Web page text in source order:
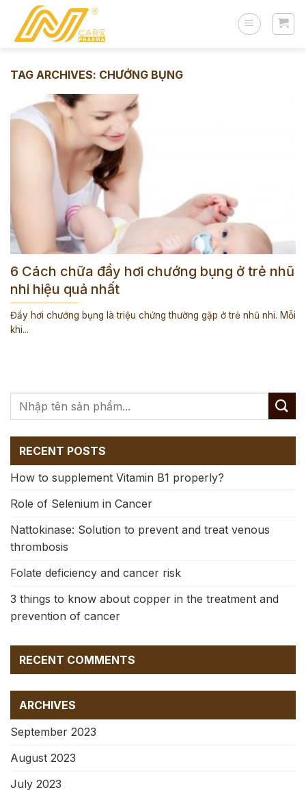
content
TAG ARCHIVES: CHƯỚNG BỤNG
6 Cách chữa đầy hơi chướng bụng ở trẻ nhũ
nhi hiệu quả nhất
Đầy hơi chướng bụng là triệu chứng thường gặp ở trẻ nhũ nhi. Mỗi
khi...
RECENT POSTS
How to supplement Vitamin B1 properly?
Role of Selenium in Cancer
Nattokinase: Solution to prevent and treat venous
thrombosis
Folate deficiency and cancer risk
3 things to know about copper in the treatment and
prevention of cancer
RECENT COMMENTS
ARCHIVES
September 2023
August 2023
July 2023